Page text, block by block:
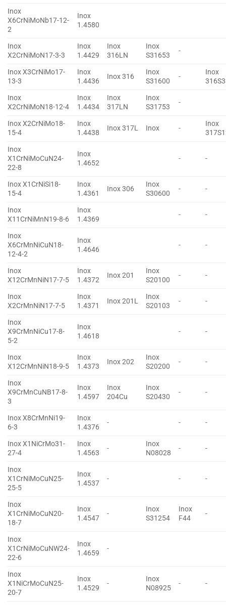
Inox
X6CrNiMoNb17-12-
2
Inox
1.4580
Inox
X2CrNiMoN17-3-3
Inox
1.4429
Inox
316LN
Inox
S31653
-
Inox X3CrNiMo17-
13-3
Inox
1.4436
Inox 316
Inox
S31600
-
Inox
Inox
X2CrNiMoN18-12-4
Inox
1.4434
Inox
317LN
Inox
S31753
-
Inox X2CrNiMo18-
15-4
Inox
1.4438
Inox 317L Inox -
Inox
Inox
X1CrNiMoCuN24-
22-8
Inox
1.4652
- -
Inox X1CrNiSi18-
15-4
Inox
1.4361
Inox 306
Inox
S30600
- -
Inox
X11CrNiMnN19-8-6
Inox
1.4369
- -
Inox
X6CrMnNiCuN18-
12-4-2
Inox
1.4646
- -
Inox
X12CrMnNiN17-7-5
Inox
1.4372
Inox 201
Inox
S20100
- -
Inox
X2CrMnNiN17-7-5
Inox
1.4371
Inox 201L
Inox
S20103
- -
Inox
X9CrMnNiCu17-8-
5-2
Inox
1.4618
- -
Inox
X12CrMnNiN18-9-5
Inox
1.4373
Inox 202
Inox
S20200
- -
Inox
X9CrMnCuNB17-8-
3
Inox
1.4597
Inox
204Cu
Inox
S20430
- -
Inox X8CrMnNi19-
6-3
Inox
1.4376
- - -
Inox X1NiCrMo31-
27-4
Inox
1.4563
-
Inox
N08028
- -
Inox
X1CrNiMoCuN25-
25-5
Inox
1.4537
- - -
Inox
X1CrNiMoCuN20-
18-7
Inox
1.4547
-
Inox
S31254
Inox
F44
-
Inox
X1CrNiMoCuNW24-
22-6
Inox
1.4659
-
Inox
X1NiCrMoCuN25-
20-7
Inox
1.4529
-
Inox
N08925
- -